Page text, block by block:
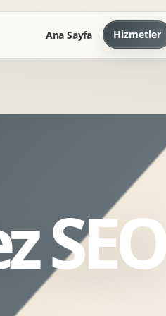
Ana Sayfa Hizmetler
SEO